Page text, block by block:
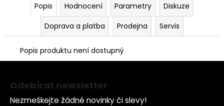
Popis Hodnocení Parametry
Diskuze
Doprava a platba
Prodejna Servis
Popis produktu není dostupný
,WPB
70
Kč
Z
Odebírat newsletter
Nezmeškejte žádné novinky či slevy!